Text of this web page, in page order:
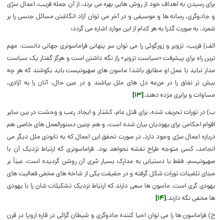
برای رسیدن به اهداف خود از روش هایی بهره می برند، از آن جمله فریب، اعمال سرّی
و جادوگری، رسانه ها و موسیقی و در آخر می توان آزاد انگاشتن مسائل جنسی را بر
شمرد. به صورت گذرا به هر کدام از این موارد اشاره می گردد:
الف) فریب، تزویر و زورگوئی را می توان سر پنهانی فراماسونری جهانی دانست. مهم
ترین راه برای پیشرفت «سیاست تزویر» راز نگه داشتن است و هرگز گفتار یک سیاست
مدار نباید با عمل او مطابق باشد! ماسون های صهیونیست باید بکوشند که هر چه
بیش تر نفاق را در مزرعه دل های ملل بپاشند و در عین حال، آنان را به آزادی،
مساوات و برابری مژده دهند.[۱۳]
ب) در تورات تحریف شده، برای قتل عام، کشتار و ایجاد رعب و وحشت در بین سایر
اقوام احکامی برای یهودیان بیان شده است، و هم چنین دستورالعمل های خاصی هم
درباره اعمال سرّی وجود دارد. در صورت تحقق این اعمال که به نابودی ملل دیگر می
انجامد، کسی متوجه طراح نقشه نخواهد بود. فراماسونری که ارتباط نزدیک آن با
صهیونیسم، فقط با دستیابی به مدارک بسیار سّری آن روشن گردیده است، عیناً بر
مبنای تلقینات تورات شکل گرفته و در حقیقت یکی از شاخه های مخفی فعالیت های
یهودی گری است. ماسون ها سعی دارند که ارتباط نزدیک تشکیلات شان را با یهودی
ها مخفی نگه دارند.[۱۴]
ج) فراماسون ها را می توان احیا کننده جادوگری و شیطان گرائی در قاره اروپا در قرن